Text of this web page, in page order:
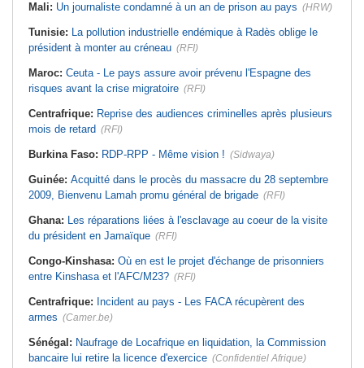
Mali: Un journaliste condamné à un an de prison au pays (HRW)
Tunisie: La pollution industrielle endémique à Radès oblige le
président à monter au créneau (RFI)
Maroc: Ceuta - Le pays assure avoir prévenu l'Espagne des
risques avant la crise migratoire (RFI)
Centrafrique: Reprise des audiences criminelles après plusieurs
mois de retard (RFI)
Burkina Faso: RDP-RPP - Même vision ! (Sidwaya)
Guinée: Acquitté dans le procès du massacre du 28 septembre
2009, Bienvenu Lamah promu général de brigade (RFI)
Ghana: Les réparations liées à l'esclavage au coeur de la visite
du président en Jamaïque (RFI)
Congo-Kinshasa: Où en est le projet d'échange de prisonniers
entre Kinshasa et l'AFC/M23? (RFI)
Centrafrique: Incident au pays - Les FACA récupèrent des
armes (Camer.be)
Sénégal: Naufrage de Locafrique en liquidation, la Commission
bancaire lui retire la licence d'exercice (Confidentiel Afrique)